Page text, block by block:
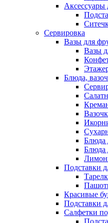
Аксессуары
Сервировка
Вазы для
Вазы
Блюда,
Блюда
Блюда
Подставки
Красивые
Подставки
Салфетки